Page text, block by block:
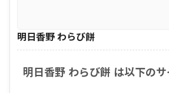
明日香野 わらび餅
明日香野 わらび餅 は以下の